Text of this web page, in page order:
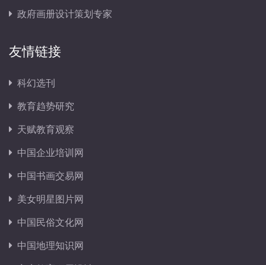
政府画册设计策划专家
友情链接
科幻选刊
教育趋势研究
天赋教育观察
中国企业培训网
中国书画交易网
美女明星图片网
中国民俗文化网
中国地理知识网